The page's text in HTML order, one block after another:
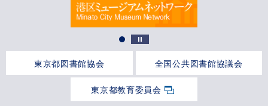
東京都図書館協会 全国公共図書館協議会
東京都教育委員会